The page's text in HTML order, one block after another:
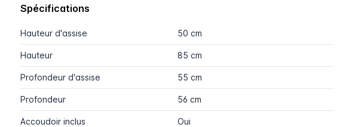
Spécifications
Hauteur d'assise 50 cm
Hauteur 85 cm
Profondeur d'assise 55 cm
Profondeur 56 cm
Accoudoir inclus Oui